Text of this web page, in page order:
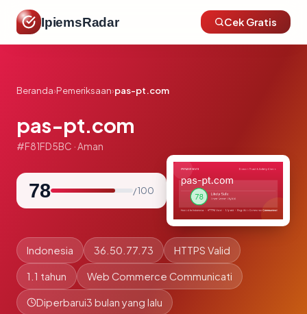
IpiemsRadar Cek Gratis
Beranda›Pemeriksaan›pas-pt.com
pas-pt.com
#F81FD5BC · Aman
78 / 100
Indonesia 36.50.77.73 HTTPS Valid
1.1 tahun Web Commerce Communicati
Diperbarui3 bulan yang lalu